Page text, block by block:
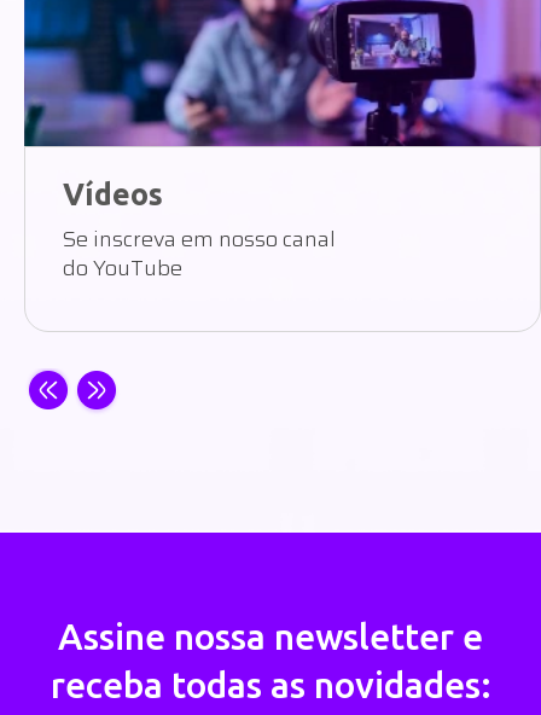
Vídeos
Se inscreva em nosso canal
do YouTube
Assine nossa newsletter e
receba todas as novidades: